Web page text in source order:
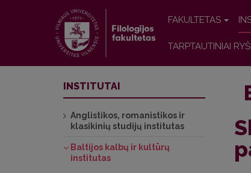
FAKULTETAS
TARPTAUTINIAI
INSTITUTAI
Anglistikos, romanistikos ir
klasikinių studijų institutas
Baltijos kalbų ir kultūrų
institutas